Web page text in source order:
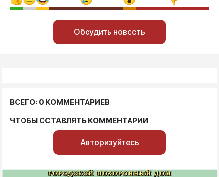
Обсудить новость
ВСЕГО: 0 КОММЕНТАРИЕВ
ЧТОБЫ ОСТАВЛЯТЬ КОММЕНТАРИИ
Авторизуйтесь